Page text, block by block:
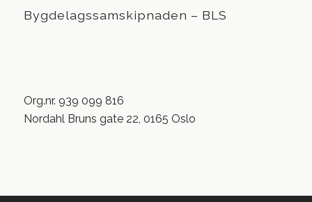
Bygdelagssamskipnaden – BLS
Org.nr. 939 099 816
Nordahl Bruns gate 22, 0165 Oslo